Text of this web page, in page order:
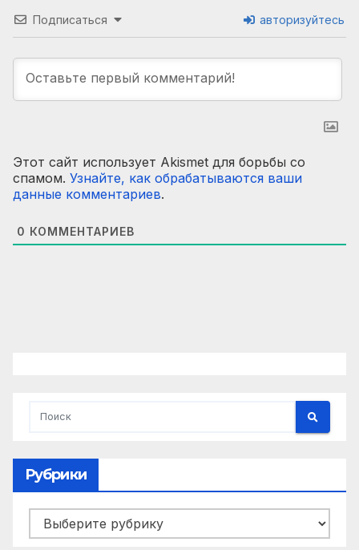
Подписаться авторизуйтесь
Этот сайт использует Akismet для борьбы со
спамом. Узнайте, как обрабатываются ваши
данные комментариев.
0 КОММЕНТАРИЕВ
Рубрики
Рубрики